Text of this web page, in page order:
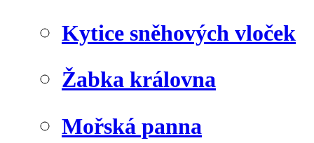
Kytice sněhových vloček
Žabka královna
Mořská panna